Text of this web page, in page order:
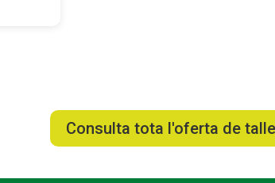
Consulta tota l'oferta de